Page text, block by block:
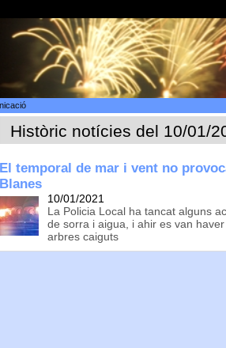
Històric notícies del 10/01/
El temporal de mar i vent no
Blanes
10/01/2021
La Policia Local ha tancat alguns
de sorra i aigua, i ahir es van
arbres caiguts